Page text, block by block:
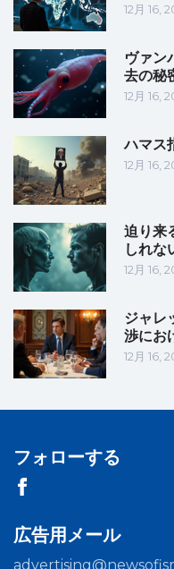
12月 16,
ヴァン
去の秘
12月 16,
ハマス
12月 16,
迫り来
しれな
12月 16,
ジャレ
渉にお
12月 16,
フォローする
広告用メール